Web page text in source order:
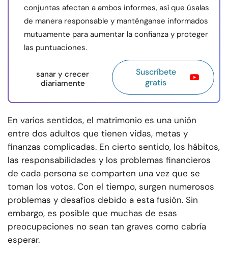
conjuntas afectan a ambos informes, así que úsalas
de manera responsable y manténganse informados
mutuamente para aumentar la confianza y proteger
las puntuaciones.
sanar y crecer
diariamente
Suscríbete
gratis
En varios sentidos, el matrimonio es una unión
entre dos adultos que tienen vidas, metas y
finanzas complicadas. En cierto sentido, los hábitos,
las responsabilidades y los problemas financieros
de cada persona se comparten una vez que se
toman los votos. Con el tiempo, surgen numerosos
problemas y desafíos debido a esta fusión. Sin
embargo, es posible que muchas de esas
preocupaciones no sean tan graves como cabría
esperar.